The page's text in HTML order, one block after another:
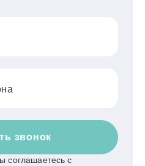
звонок
соглашаетесь с